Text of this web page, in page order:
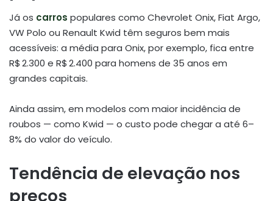
Já os carros populares como Chevrolet Onix, Fiat Argo,
VW Polo ou Renault Kwid têm seguros bem mais
acessíveis: a média para Onix, por exemplo, fica entre
R$ 2.300 e R$ 2.400 para homens de 35 anos em
grandes capitais.
Ainda assim, em modelos com maior incidência de
roubos — como Kwid — o custo pode chegar a até 6–
8% do valor do veículo.
Tendência de elevação nos
preços